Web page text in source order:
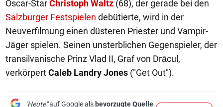
Oscar-StarChristoph Waltz (68), der gerade bei den
Salzburger Festspielen debütierte, wird in der
Neuverfilmung einen düsteren Priester und Vampir-
Jäger spielen. Seinen unsterblichen Gegenspieler, der
transilvanische Prinz Vlad II, Graf von Drācul,
verkörpertCaleb Landry Jones ("Get Out").
"Heute"auf Google als bevorzugte Quelle